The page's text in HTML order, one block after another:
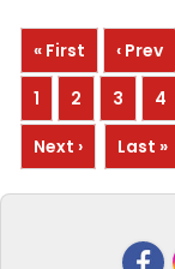
« First
‹ Prev
1
2 3 4
Next ›
Last »